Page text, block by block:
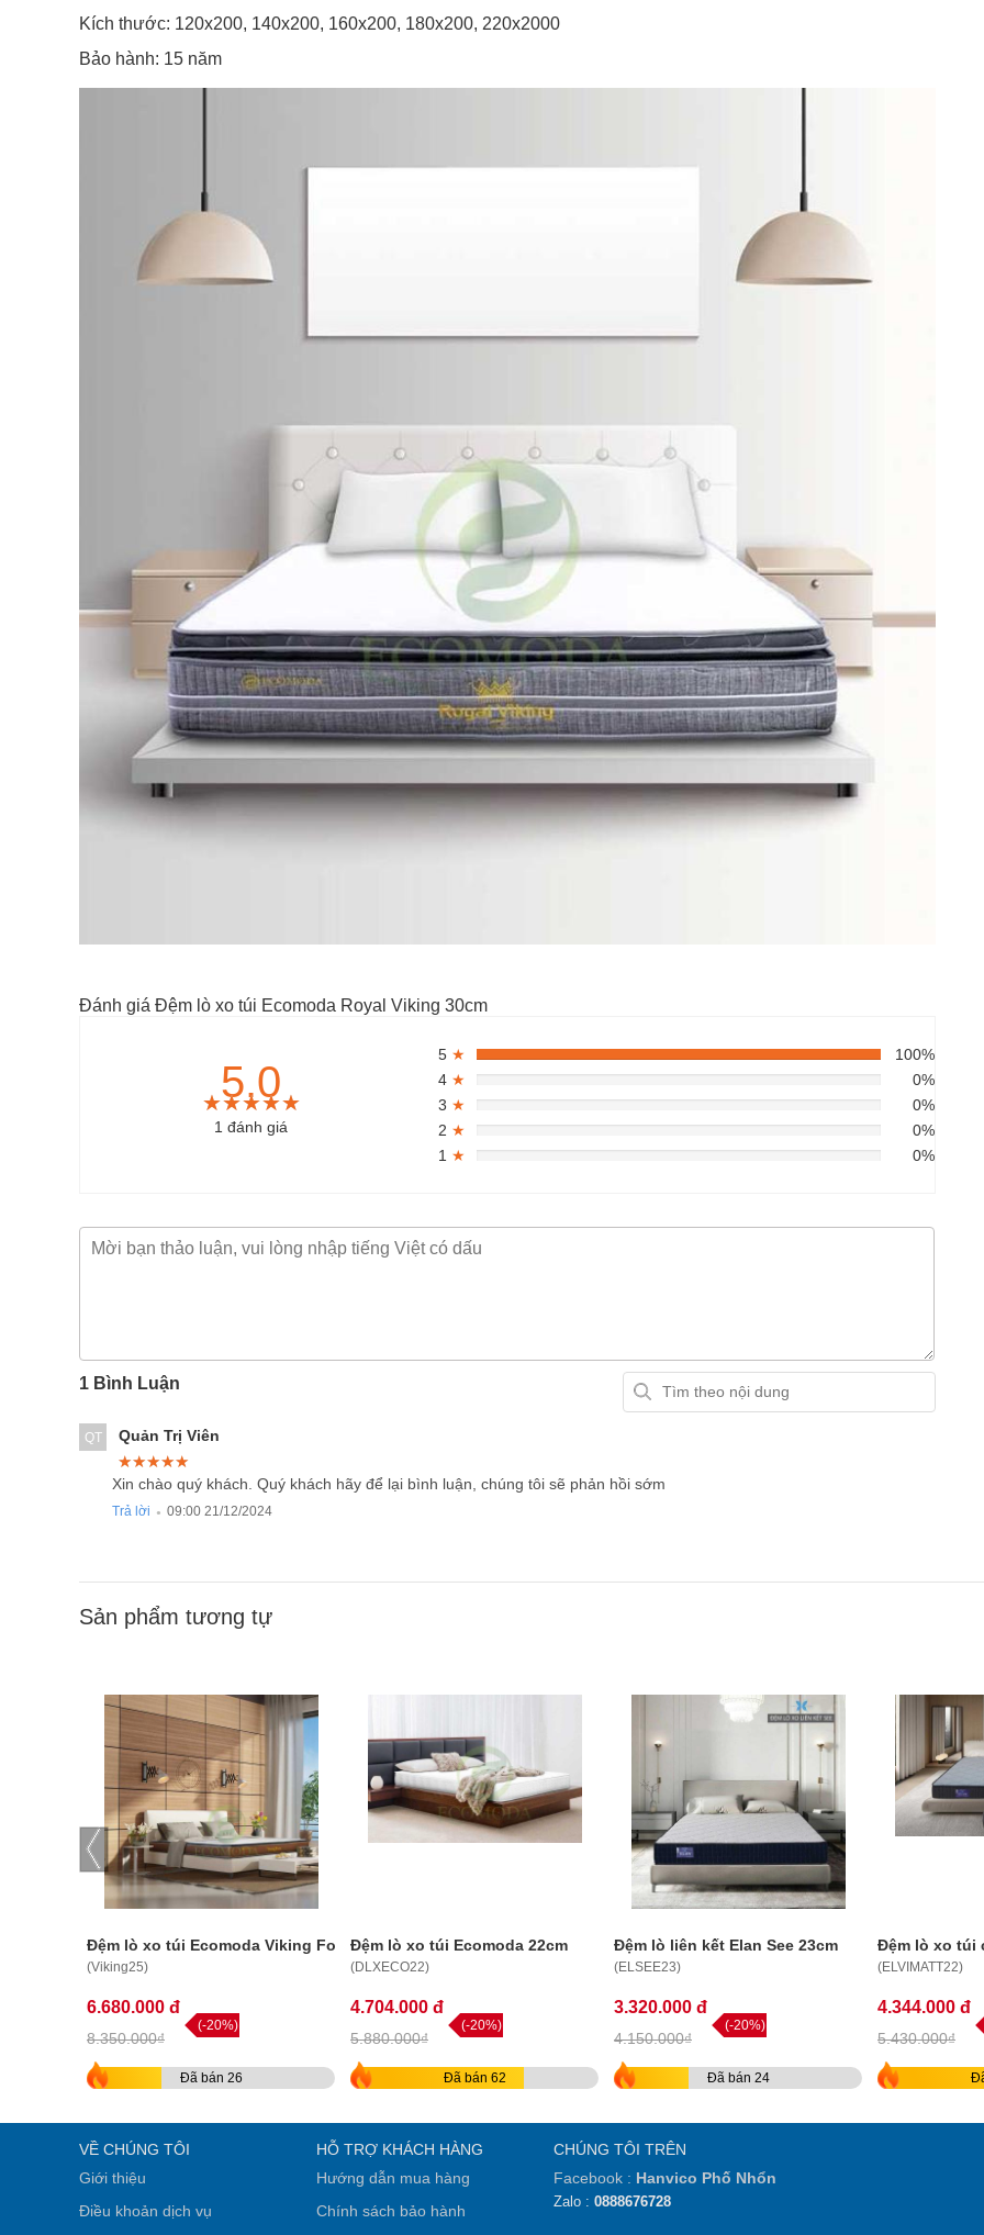
Kích thước: 120x200, 140x200, 160x200, 180x200, 220x2000
Bảo hành: 15 năm
Đánh giá Đệm lò xo túi Ecomoda Royal Viking 30cm
5.0
★★★★★
★★★★★
★★★★★
1 đánh giá
5 ★
100%
4 ★
0%
3 ★
0%
2 ★
0%
1 ★ 0%
1 Bình Luận
QT Quản Trị Viên
★★★★★
★★★★★
★★★★★
Xin chào quý khách. Quý khách hãy để lại bình luận, chúng tôi sẽ phản hồi sớm
Trả lời ● 09:00 21/12/2024
Sản phẩm tương tự
Đệm lò xo túi Ecomoda Viking Foam 25cm
(Viking25)
6.680.000 đ
8.350.000₫
(-20%)
Đã bán 26
Đệm lò xo túi Ecomoda 22cm
(DLXECO22)
4.704.000 đ
5.880.000₫
(-20%)
Đã bán 62
Đệm lò liên kết Elan See 23cm
(ELSEE23)
3.320.000 đ
4.150.000₫
(-20%)
Đã bán 24
Đệm lò xo túi
(ELVIMATT22)
4.344.000 đ
5.430.000₫
VỀ CHÚNG TÔI
Giới thiệu
Điều khoản dịch vụ
HỖ TRỢ KHÁCH HÀNG
Hướng dẫn mua hàng
Chính sách bảo hành
CHÚNG TÔI TRÊN
Facebook : Hanvico Phố Nhổn
Zalo : 0888676728